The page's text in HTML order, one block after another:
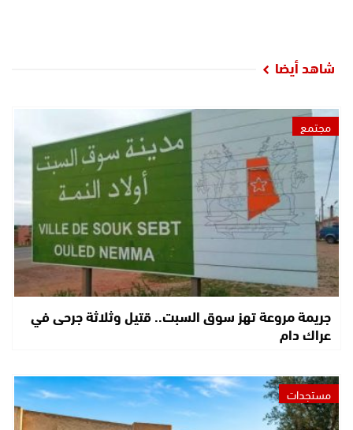
شاهد أيضا
مجتمع
جريمة مروعة تهز سوق السبت.. قتيل وثلاثة جرحى في
عراك دام
مستجدات